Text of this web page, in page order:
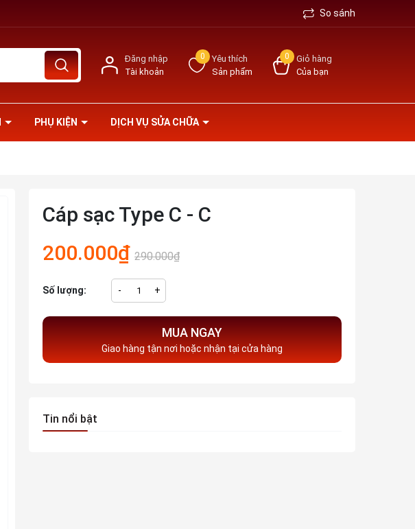
So sánh
Đăng nhập
Tài khoản
0
Yêu thích
Sản phẩm
0
Giỏ hàng
Của bạn
PHỤ KIỆN DỊCH VỤ SỬA CHỮA
Cáp sạc Type C - C
200.000₫ 290.000₫
Số lượng: - +
MUA NGAY
Giao hàng tận nơi hoặc nhận tại cửa hàng
Tin nổi bật